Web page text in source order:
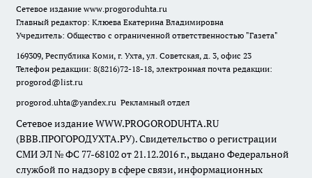
Сетевое издание www.progoroduhta.ru
Главный редактор: Клюева Екатерина Владимировна
Учредитель: Общество с ограниченной ответственностью "Газета"
169309, Республика Коми, г. Ухта, ул. Советская, д. 3, офис 23
Телефон редакции: 8(8216)72-18-18, электронная почта редакции:
progorod@list.ru
progorod.uhta@yandex.ru Рекламный отдел
Сетевое издание WWW.PROGORODUHTA.RU
(ВВВ.ПРОГОРОДУХТА.РУ). Свидетельство о регистрации
СМИ ЭЛ № ФС 77-68102 от 21.12.2016 г., выдано Федеральной
службой по надзору в сфере связи, информационных